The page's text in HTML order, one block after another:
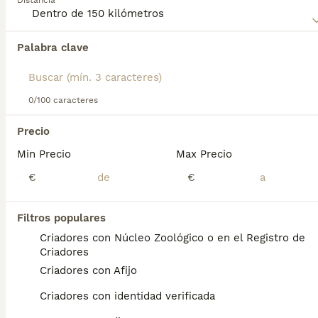
Palabra clave
0/100 caracteres
Precio
Min Precio
€
Max Precio
€
Filtros populares
Criadores con Núcleo Zoológico o en el Registro de
Criadores
Criadores con Afijo
Criadores con identidad verificada
Encontramos 0 Grifón Azul de Gascuña
Barcelona.
Si deseas exactamente esta búsqueda guarda tu
¿Qué tamaño tiene un Grifón
azul de Gascuña?
Apariencia. Este grifón azul tiene un tamaño